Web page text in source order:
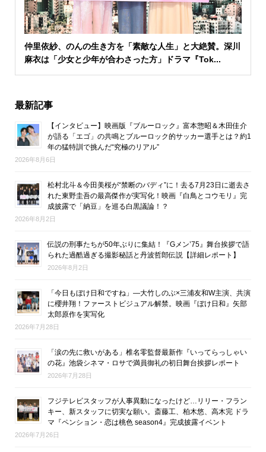
仲里依紗、のんの生き方を「素敵な人生」と大絶賛。深川
麻衣は「少女と少年が合わさった方」ドラマ『Tok...
最新記事
【インタビュー】映画版『ブルーロック』富本惣昭＆木田佳介
が語る「エゴ」の共鳴とブルーロック的サッカー選手とは？約1
年の猛特訓で挑んだ“究極のリアル”
2026年8月6日
松村北斗＆今田美桜が“禁断のバディ”に！去る7月23日に逝去さ
れた東野圭吾の最高傑作が実写化！映画『白鳥とコウモリ』完
成披露で「納豆」を巡る白黒議論！？
2026年8月2日
伝説の刑事たちが50年ぶりに集結！『Gメン’75』舞台挨拶で語
られた過酷過ぎる撮影秘話と丹波哲郎伝説【詳細レポート】
2026年8月2日
「今日もぼけ日和ですね」―大竹しのぶ×三浦友和W主演、共演
に櫻井翔！ファーストビジュアル解禁。映画『ぼけ日和』矢部
太郎原作を実写化
2026年7月28日
「涙の先に救いがある」椎名零監督最新作『いってらっしゃい
の花』池袋シネマ・ロサで満員御礼の初日舞台挨拶レポート
2026年7月28日
フジテレビスタッフが人事異動になったけど…リリー・フラン
キー、新スタッフに切実な願い。斎藤工、柏木悠、高木完 ドラ
マ『ペンション・恋は桃色 season4』完成披露イベント
2026年7月26日